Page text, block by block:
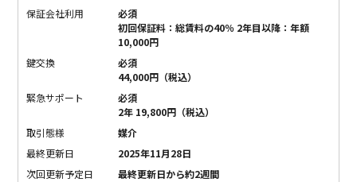
保証会社利用
必須
初回保証料：総賃料の40％ 2年目以降：年額
10,000円
鍵交換
必須
44,000円（税込）
緊急サポート
必須
2年 19,800円（税込）
取引態様
媒介
最終更新日
2025年11月28日
次回更新予定日
最終更新日から約2週間